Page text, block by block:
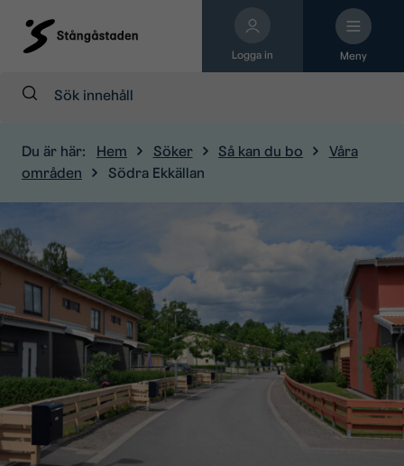
Logga in Meny
Sök:
Du är här: Hem Söker Så kan du bo
Våra
områden
Södra Ekkällan